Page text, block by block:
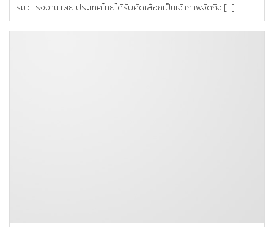
รมว.แรงงาน เผย ประเทศไทยได้รับคัดเลือกเป็นเจ้าภาพจัดกิจ […]